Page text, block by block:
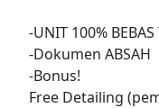
-UNIT 100%
-Dokumen ABSAH
-Bonus!
Free Detailing